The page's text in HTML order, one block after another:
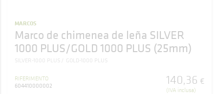
MARCOS
Marco de chimenea de leña SILVER
1000 PLUS/GOLD 1000 PLUS (25mm)
SILVER-1000 PLUS GOLD-1000 PLUS
RIFERIMENTO
604410000002
140,36 €
(IVA inclusa)